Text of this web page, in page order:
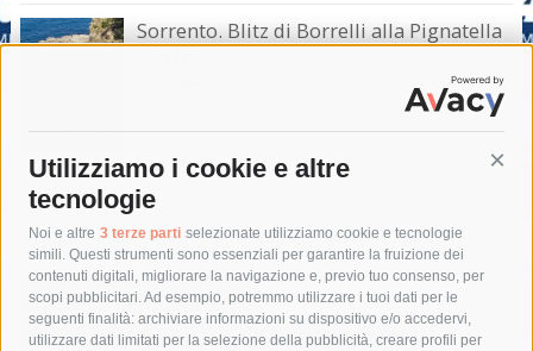
Utilizziamo i cookie e altre
tecnologie
Noi e altre 3 terze parti selezionate utilizziamo cookie e tecnologie
simili. Questi strumenti sono essenziali per garantire la fruizione dei
contenuti digitali, migliorare la navigazione e, previo tuo consenso, per
scopi pubblicitari. Ad esempio, potremmo utilizzare i tuoi dati per le
seguenti finalità: archiviare informazioni su dispositivo e/o accedervi,
utilizzare dati limitati per la selezione della pubblicità, creare profili per
Sorrento. Blitz di Borrelli alla Pignatella
– video –
Tag
acqua allerta meteo
anas
area marina protetta di punta campanella
arresto